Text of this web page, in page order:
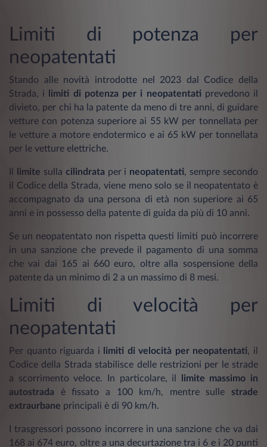
Limiti di potenza per
neopatentati
Stando alle novità introdotte nel 2023 dal Codice della
Strada, i
limiti di potenza per i neopatentatiprevedono il
divieto, per chi ha la patente da meno di tre anni, di guidare
vetture con potenza superiore ai 55 kW per tonnellata per
le vetture a motore endotermico e ai 65 kW per tonnellata
per le vetture elettriche.
limite sulla cilindrata per i neopatentati, sempre secondo
il Codice della Strada, viene meno solo se il neopatentato è
accompagnato da una persona di età non superiore ai 65
anni e in possesso della patente di guida da più di 10 anni.
Se un neopatentato non rispetta questi limiti può incorrere
in una sanzione che prevede il pagamento di una somma
che vai dai 165 ai 660 euro, oltre alla sospensione della
patente da un minimo di 2 a un massimo di 8 mesi.
Limiti di velocità per
neopatentati
Per quanto riguarda i limiti di velocità per neopatentati, il
Codice della Strada stabilisce delle restrizioni per le strade
a scorrimento veloce. In particolare, il
limite massimo in
autostrada è fissato a 100 km/h, mentre sulle strade
extraurbane principali è di 90 km/h.
I trasgressori possono incorrere in una sanzione che va dai
168 ai 674 euro, oltre a una decurtazione tra i 6 e i 20 punti